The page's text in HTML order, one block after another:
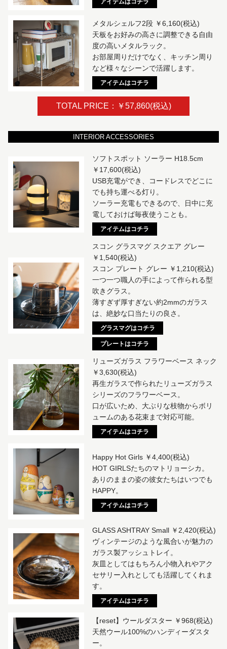
メタルシェルフ2段 ￥6,160(税込)
天板をお好みの高さに調整できる自由
度の高いメタルラック。
お部屋周りだけでなく、キッチン周り
など様々なシーンで活躍します。
アイテムはコチラ
TOTAL PRICE：￥57,860(税込)
INTERIOR ACCESSORIES
ソフトスポット ソーラー H18.5cm
￥17,600(税込)
USB充電ができ、コードレスでどこに
でも持ち運べる灯り。
ソーラー充電もできるので、日中に充
電しておけば毎夜使うことも。
アイテムはコチラ
スコン グラスマグ スクエア グレー
￥1,540(税込)
スコン プレート グレー ￥1,210(税込)
一つ一つ職人の手によって作られる型
吹きグラス。
薄すぎず厚すぎない約2mmのガラス
は、絶妙な口当たりの良さ。
グラスマグはコチラ
プレートはコチラ
リューズガラス フラワーベース ネック
￥3,630(税込)
再生ガラスで作られたリューズガラス
シリーズのフラワーベース。
口が広いため、大ぶりな枝物からボリ
ュームのある花束まで対応可能。
アイテムはコチラ
Happy Hot Girls ￥4,400(税込)
HOT GIRLSたちのマトリョーシカ。
ありのままの姿の彼女たちはいつでも
HAPPY。
アイテムはコチラ
GLASS ASHTRAY Small ￥2,420(税込)
ヴィンテージのような風合いが魅力の
ガラス製アッシュトレイ。
灰皿としてはもちろん小物入れやアク
セサリー入れとしても活躍してくれま
す。
アイテムはコチラ
【reset】ウールダスター ￥968(税込)
天然ウール100%のハンディーダスタ
ー。